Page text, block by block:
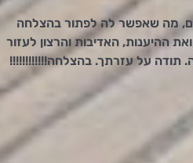
מה שאפשר לה לפתור בהצלחה
ההיענות, האדיבות והרצון לעזור
תודה על עזרתך. בהצלחה!!!!!!!!!!!!